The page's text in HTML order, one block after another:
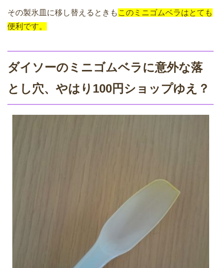
その製氷皿に移し替えるときも このミニゴムベラはとても
便利です。
ダイソーのミニゴムベラに意外な落
とし穴、やはり100円ショップゆえ？